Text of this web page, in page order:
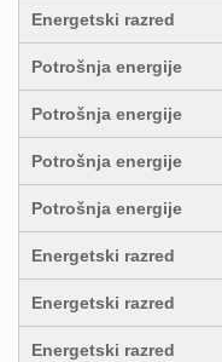
Energetski razred
Potrošnja energije
Potrošnja energije
Potrošnja energije
Potrošnja energije
Energetski razred
Energetski razred
Energetski razred